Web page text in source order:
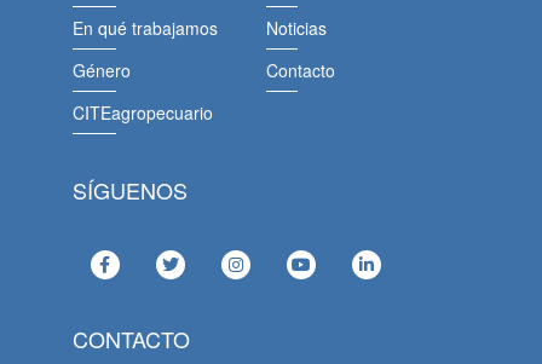
En qué trabajamos
Género
CITEagropecuario
Noticias
Contacto
SÍGUENOS
CONTACTO